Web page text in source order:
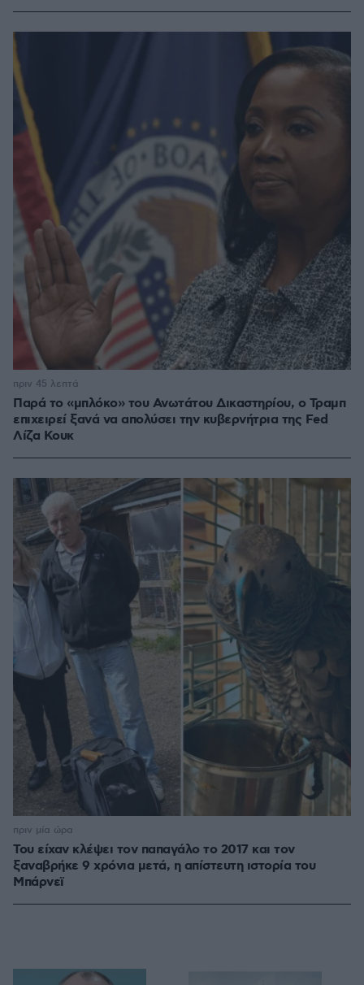
Παρά το «μπλόκο» του Ανωτάτου Δικαστηρίου, ο Τραμπ
επιχειρεί ξανά να απολύσει την κυβερνήτρια της Fed
Λίζα Κουκ
πριν 45 λεπτά
Του είχαν κλέψει τον παπαγάλο το 2017 και τον
ξαναβρήκε 9 χρόνια μετά, η απίστευτη ιστορία του
Μπάρνεϊ
πριν μία ώρα